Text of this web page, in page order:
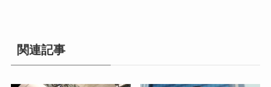
関連記事